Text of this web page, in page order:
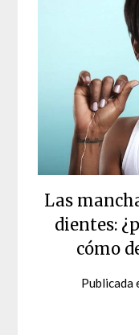
Las
dientes:
cómo
Publicada